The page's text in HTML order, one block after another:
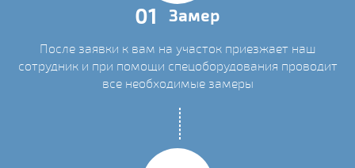
01 Замер
После заявки к вам на участок приезжает наш
сотрудник и при помощи спецоборудования проводит
все необходимые замеры